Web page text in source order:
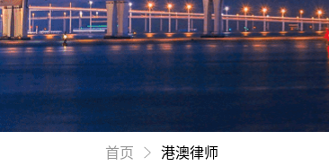
首页 港澳律师